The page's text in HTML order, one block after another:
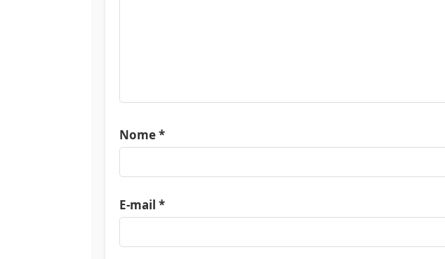
Nome*
E-mail *